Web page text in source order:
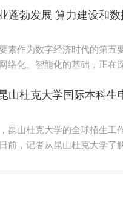
工业和信息化部等共17个
蓬勃发展 算力建设和
素作为数字经济时代的第五
络化、智能化的基础，正在
六届人民代表大会第二次会
山杜克大学国际本科生
昆山杜克大学的全球招生工
前，记者从昆山杜克大学了